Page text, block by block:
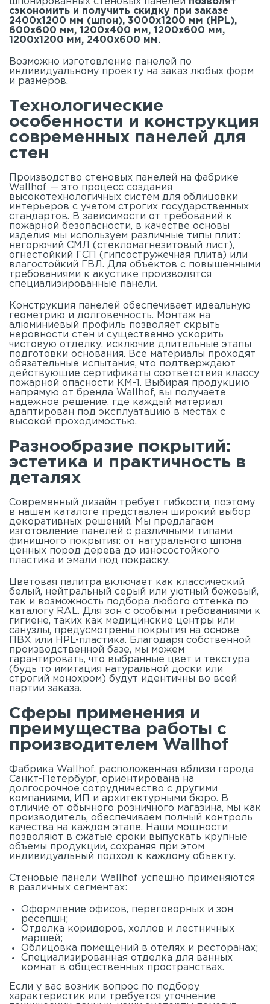
сэкономить и получить скидку при заказе
2400х1200 мм (шпон), 3000х1200 мм (HPL),
600х600 мм, 1200х400 мм, 1200х600 мм,
1200х1200 мм, 2400х600 мм.
Возможно изготовление панелей по
индивидуальному проекту на заказ любых форм
и размеров.
Технологические
особенности и конструкция
современных панелей для
стен
Производство стеновых панелей на фабрике
Wallhof — это процесс создания
высокотехнологичных систем для облицовки
интерьеров с учетом строгих государственных
стандартов. В зависимости от требований к
пожарной безопасности, в качестве основы
изделия мы используем различные типы плит:
негорючий СМЛ (стекломагнезитовый лист),
огнестойкий ГСП (гипсостружечная плита) или
влагостойкий ГВЛ. Для объектов с повышенными
требованиями к акустике производятся
специализированные панели.
Конструкция панелей обеспечивает идеальную
геометрию и долговечность. Монтаж на
алюминиевый профиль позволяет скрыть
неровности стен и существенно ускорить
чистовую отделку, исключив длительные этапы
подготовки основания. Все материалы проходят
обязательные испытания, что подтверждают
действующие сертификаты соответствия классу
пожарной опасности КМ-1. Выбирая продукцию
напрямую от бренда Wallhof, вы получаете
надежное решение, где каждый материал
адаптирован под эксплуатацию в местах с
высокой проходимостью.
Разнообразие покрытий:
эстетика и практичность в
деталях
Современный дизайн требует гибкости, поэтому
в нашем каталоге представлен широкий выбор
декоративных решений. Мы предлагаем
изготовление панелей с различными типами
финишного покрытия: от натурального шпона
ценных пород дерева до износостойкого
пластика и эмали под покраску.
Цветовая палитра включает как классический
белый, нейтральный серый или уютный бежевый,
так и возможность подбора любого оттенка по
каталогу RAL. Для зон с особыми требованиями к
гигиене, таких как медицинские центры или
санузлы, предусмотрены покрытия на основе
ПВХ или HPL-пластика. Благодаря собственной
производственной базе, мы можем
гарантировать, что выбранные цвет и текстура
(будь то имитация натуральной доски или
строгий монохром) будут идентичны во всей
партии заказа.
Сферы применения и
преимущества работы с
производителем Wallhof
Фабрика Wallhof, расположенная вблизи города
Санкт-Петербург, ориентирована на
долгосрочное сотрудничество с другими
компаниями, ИП и архитектурными бюро. В
отличие от обычного розничного магазина, мы как
производитель, обеспечиваем полный контроль
качества на каждом этапе. Наши мощности
позволяют в сжатые сроки выпускать крупные
объемы продукции, сохраняя при этом
индивидуальный подход к каждому объекту.
Стеновые панели Wallhof успешно применяются
в различных сегментах:
Оформление офисов, переговорных и зон
ресепшн;
Отделка коридоров, холлов и лестничных
маршей;
Облицовка помещений в отелях и ресторанах;
Специализированная отделка для ванных
комнат в общественных пространствах.
Если у вас возник вопрос по подбору
характеристик или требуется уточнение